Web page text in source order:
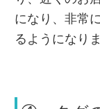
になり、非常
るようになり